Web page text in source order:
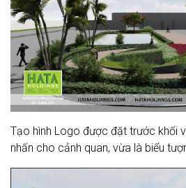
Tạo hình Logo được đặt trước khối
nhấn cho cảnh quan, vừa là biểu